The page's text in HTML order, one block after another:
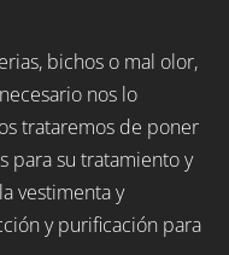
bichos o mal olor,
nos lo
trataremos de poner
para su tratamiento y
vestimenta y
y purificación para